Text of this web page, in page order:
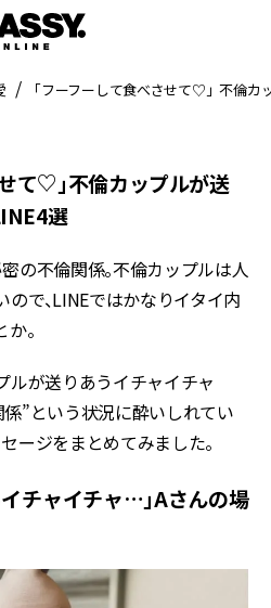
「フーフーして食べさせて♡」不倫カ
て♡」不倫カップルが送
選
の不倫関係。不倫カップルは人
で、LINEではかなりイタイ内
。
ルが送りあうイチャイチャ
係”という状況に酔いしれてい
ージをまとめてみました。
イチャイチャ…」Aさんの場